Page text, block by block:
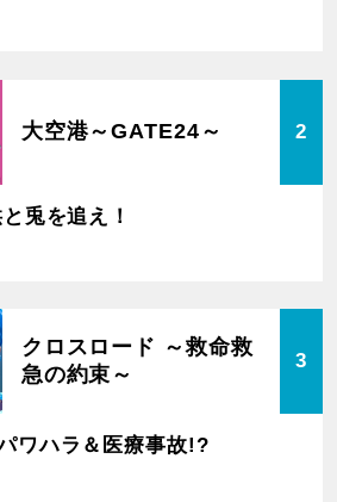
大空港～GATE24～ 2
兎を追え！
クロスロード ～救命救
急の約束～
3
ワハラ＆医療事故!?